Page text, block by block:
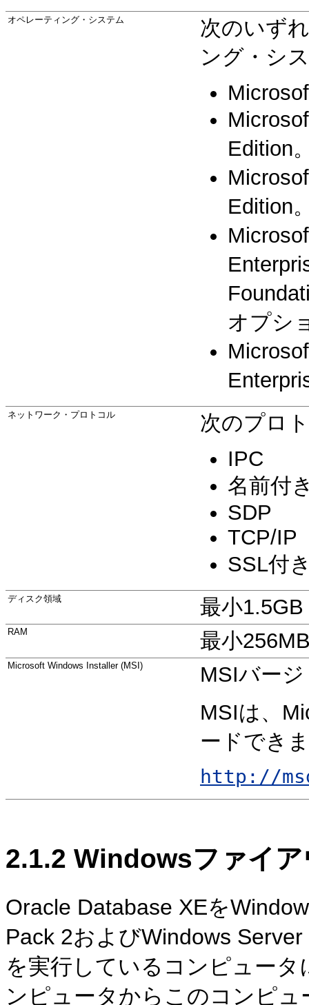
オペレーティング・システム
次のいず
ング・シ
Edition
Edition
オプシ
ネットワーク・プロトコル
次のプロ
IPC
名前付
SDP
TCP/IP
SSL付
ディスク領域 最小1.5GB
RAM 最小
Microsoft Windows Installer (MSI)
MSIバー
MSIは、
ードでき
http://
2.1.2 Windowsファイア
Oracle Database XEを
Pack 2およびWindows
を実行しているコンピュー
ンピュータからこのコンピ